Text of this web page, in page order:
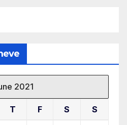
2021
T F S S